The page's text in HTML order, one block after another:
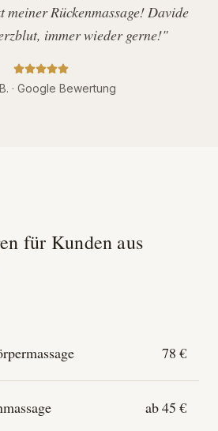
meiner Rückenmassage! Davide
immer wieder gerne!"
· Google Bewertung
für Kunden aus
78 €
ab 45 €